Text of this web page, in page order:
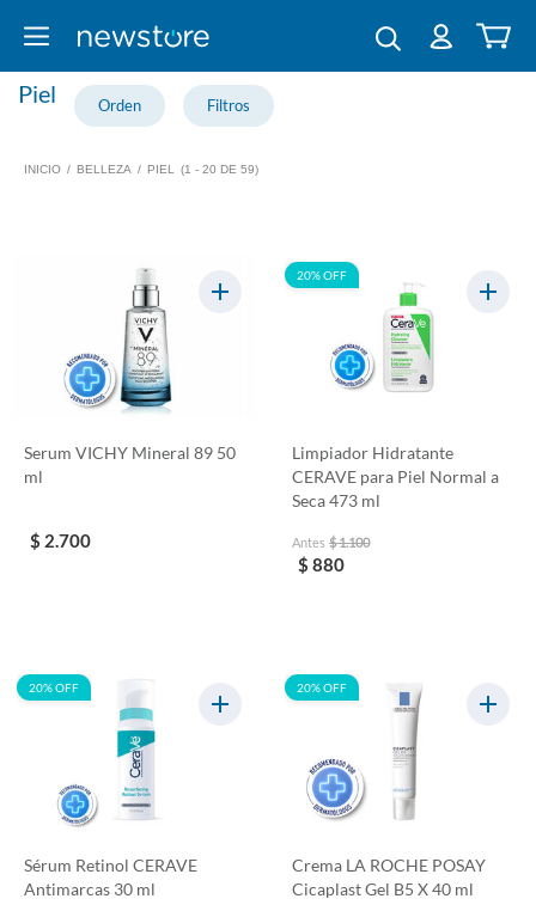
Piel
INICIO / BELLEZA / PIEL (1 - 20 DE 59)
Serum VICHY Mineral 89 50
ml
$ 2.700
20% OFF
Limpiador Hidratante
CERAVE para Piel Normal a
Seca 473 ml
Antes $ 1.100
$ 880
20% OFF
Sérum Retinol CERAVE
Antimarcas 30 ml
20% OFF
Crema LA ROCHE POSAY
Cicaplast Gel B5 X 40 ml